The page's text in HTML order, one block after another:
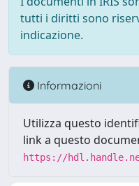
tutti i diritti sono
indicazione.
Informazioni
Utilizza questo
link a questo
https://